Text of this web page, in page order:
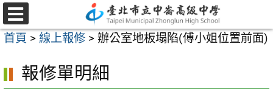
跳
至
主
內
選
單
首頁 > 線上報修 > 辦公室地板塌陷(傅小姐位置前面)
報修單明細